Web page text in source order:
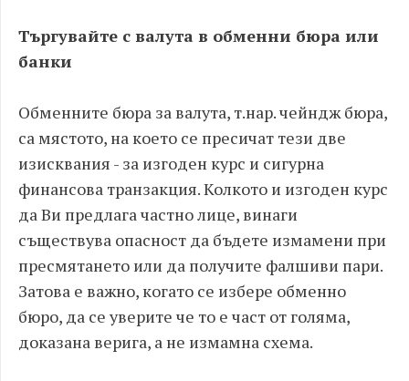
Търгувайте с валута в обменни бюра или
банки
Обменните бюра за валута, т.нар. чейндж бюра,
са мястото, на което се пресичат тези две
изисквания - за изгоден курс и сигурна
финансова транзакция. Колкото и изгоден курс
да Ви предлага частно лице, винаги
съществува опасност да бъдете измамени при
пресмятането или да получите фалшиви пари.
Затова е важно, когато се избере обменно
бюро, да се уверите че то е част от голяма,
доказана верига, а не измамна схема.